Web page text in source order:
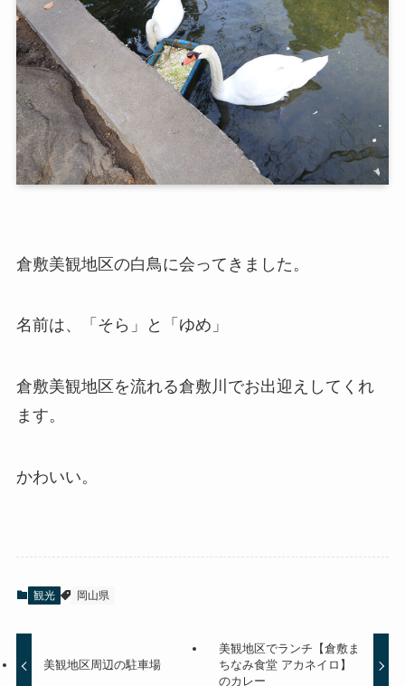
倉敷美観地区の白鳥に会ってきました。
名前は、「そら」と「ゆめ」
倉敷美観地区を流れる倉敷川でお出迎えしてくれ
ます。
かわいい。
観光 岡山県
美観地区周辺の駐車場
美観地区でランチ【倉敷ま
ちなみ食堂 アカネイロ】
のカレー